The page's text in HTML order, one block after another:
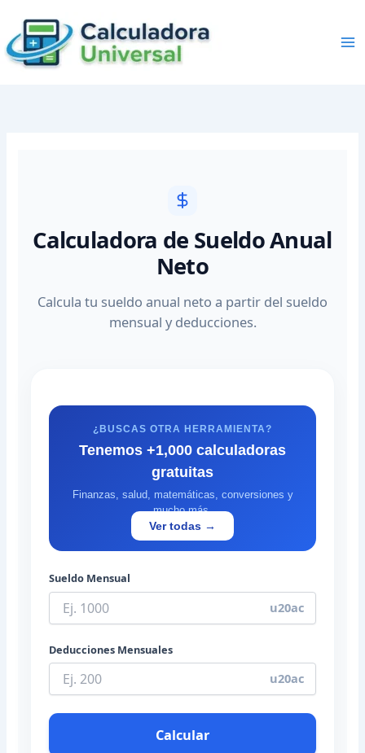
content
Calculadora de Sueldo Anual
Neto
Calcula tu sueldo anual neto a partir del sueldo
mensual y deducciones.
¿BUSCAS OTRA HERRAMIENTA?
Tenemos +1,000 calculadoras
gratuitas
Finanzas, salud, matemáticas, conversiones y
mucho más.
Ver todas →
Sueldo Mensual
u20ac
Deducciones Mensuales
u20ac
Calcular